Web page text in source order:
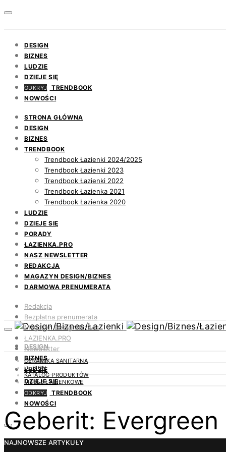
DESIGN
BIZNES
LUDZIE
DZIEJE SIĘ
ODKRYJ
TRENDBOOK
NOWOŚCI
STRONA GŁÓWNA
DESIGN
BIZNES
TRENDBOOK
Trendbook Łazienki 2024/2025
Trendbook Łazienki 2023
Trendbook Łazienki 2022
Trendbook Łazienka 2021
Trendbook Łazienka 2020
LUDZIE
DZIEJE SIĘ
PORADY
ŁAZIENKA.PRO
NASZ NEWSLETTER
REDAKCJA
MAGAZYN DESIGN/BIZNES
DARMOWA PRENUMERATA
Redakcja
Bezpłatna prenumerata
Magazyn Design/Biznes
ŁAZIENKA.PRO
Newsletter
Kontakt
DESIGN
BIZNES
LUDZIE
DZIEJE SIĘ
ODKRYJ
TRENDBOOK
NOWOŚCI
NAJNOWSZE ARTYKUŁY
CERAMIKA SANITARNA
DESIGN
KATALOG PRODUKTÓW
MEBLE ŁAZIENKOWE
Geberit: Evergreen